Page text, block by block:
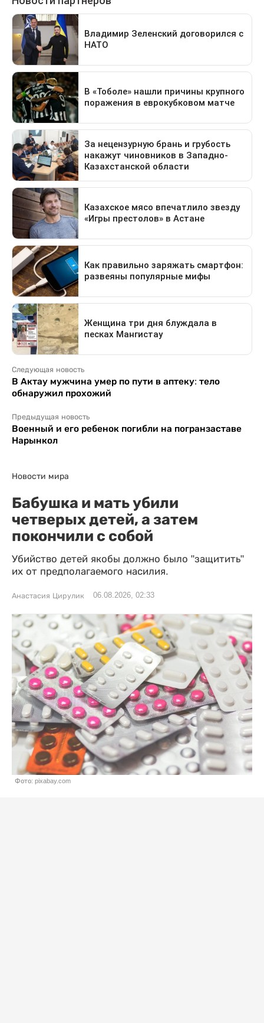
Следующая новость
В Актау мужчина умер по пути в аптеку: тело
обнаружил прохожий
Предыдущая новость
Военный и его ребенок погибли на погранзаставе
Нарынкол
Новости мира
Бабушка и мать убили
четверых детей, а затем
покончили с собой
Убийство детей якобы должно было "защитить"
их от предполагаемого насилия.
Анастасия Цирулик 06.08.2026, 02:33
Фото: pixabay.com